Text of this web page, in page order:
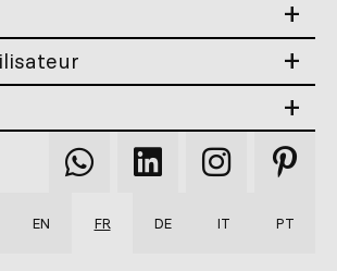
Qooqer
WhatsApp
Qooqer
Linkedin
Qooqer
Instagram
Qooqer
EN FR DE IT PT